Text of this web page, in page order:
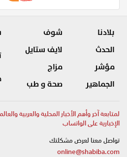
بلادنا
الحدث
مؤشر
الجماهير
شوف
لايف ستايل
مزاج
صحة و طب
لمتابعة آخر وأهم الأخبار المحلية والعربية
الإخبارية على الواتساب
تواصل معنا لعرض مشكلتك
online@shabiba.com